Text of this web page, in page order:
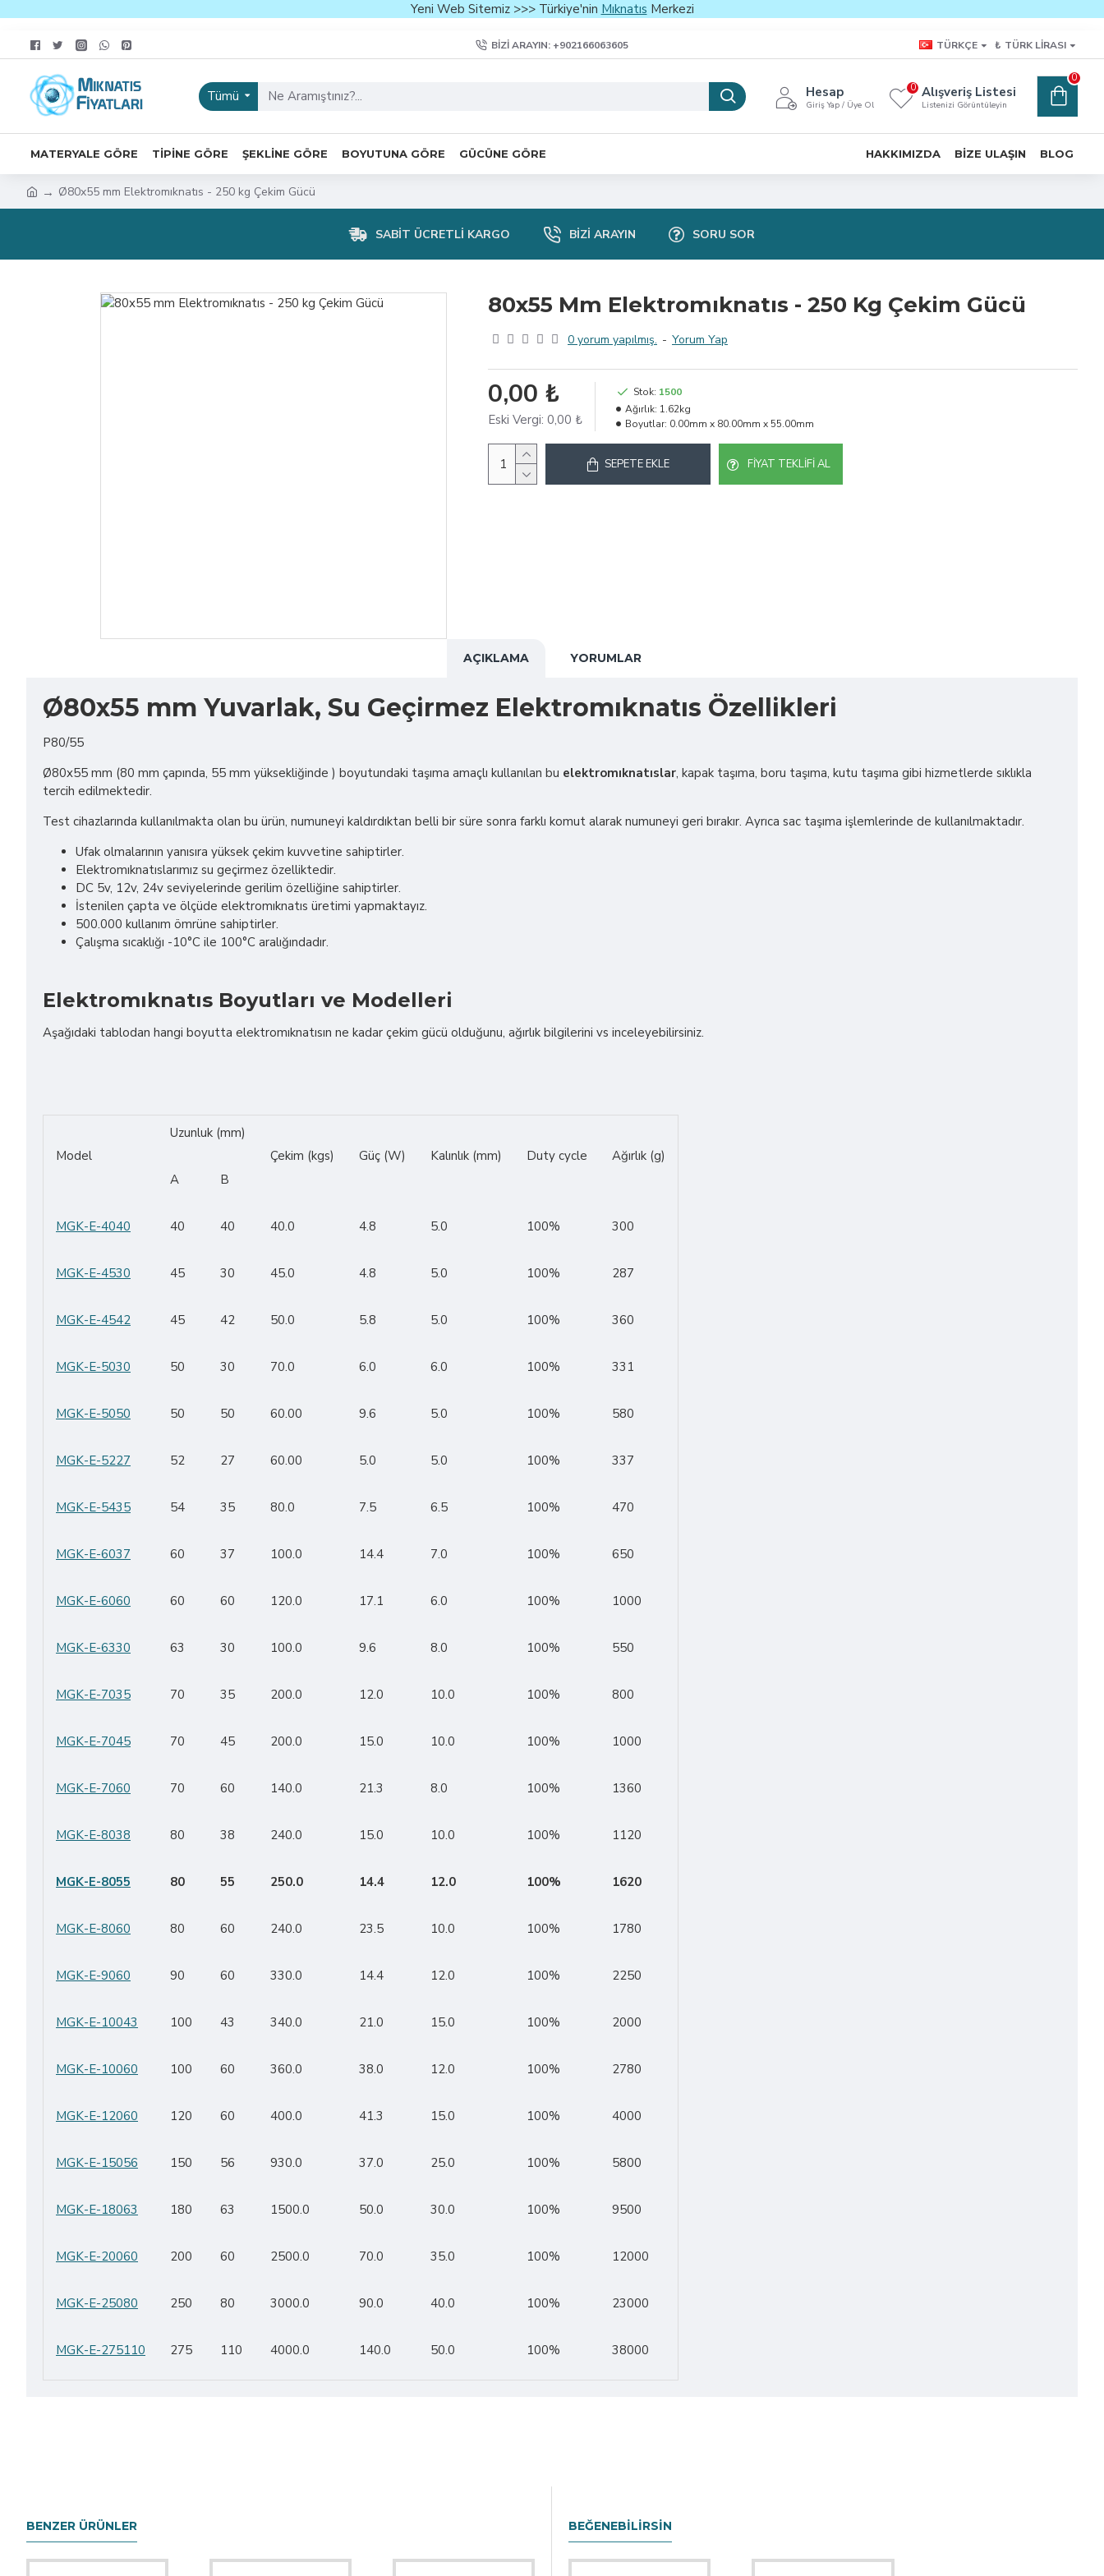
Yeni Web Sitemiz >>> Türkiye'nin Mıknatıs Merkezi
BIZI ARAYIN: +902166063605 TÜRKÇE ₺ TÜRK LIRASI
Tümü Hesap
Giriş Yap / Üye Ol
Alışveriş Listesi
Listenizi Görüntüleyin
0
0
MATERYALE GÖRE TIPINE GÖRE ŞEKLINE GÖRE BOYUTUNA GÖRE GÜCÜNE GÖRE HAKKIMIZDA BIZE ULAŞIN BLOG
Ø80x55 mm Elektromıknatıs - 250 kg Çekim Gücü
SABIT ÜCRETLI KARGO BIZI ARAYIN SORU SOR
80x55 Mm Elektromıknatıs - 250 Kg Çekim Gücü
0 yorum yapılmış. - Yorum Yap
0,00 ₺
Eski Vergi: 0,00 ₺
Stok: 1500
Ağırlık: 1.62kg
Boyutlar: 0.00mm x 80.00mm x 55.00mm
SEPETE EKLE FIYAT TEKLIFI AL
AÇIKLAMA YORUMLAR
Ø80x55 mm Yuvarlak, Su Geçirmez Elektromıknatıs Özellikleri
P80/55
Ø80x55 mm (80 mm çapında, 55 mm yüksekliğinde ) boyutundaki taşıma amaçlı kullanılan bu elektromıknatıslar, kapak taşıma, boru taşıma, kutu taşıma gibi hizmetlerde sıklıkla
tercih edilmektedir.
Test cihazlarında kullanılmakta olan bu ürün, numuneyi kaldırdıktan belli bir süre sonra farklı komut alarak numuneyi geri bırakır. Ayrıca sac taşıma işlemlerinde de kullanılmaktadır.
Ufak olmalarının yanısıra yüksek çekim kuvvetine sahiptirler.
Elektromıknatıslarımız su geçirmez özelliktedir.
DC 5v, 12v, 24v seviyelerinde gerilim özelliğine sahiptirler.
İstenilen çapta ve ölçüde elektromıknatıs üretimi yapmaktayız.
500.000 kullanım ömrüne sahiptirler.
Çalışma sıcaklığı -10°C ile 100°C aralığındadır.
Elektromıknatıs Boyutları ve Modelleri
Aşağıdaki tablodan hangi boyutta elektromıknatısın ne kadar çekim gücü olduğunu, ağırlık bilgilerini vs inceleyebilirsiniz.
Model
Uzunluk (mm)
Çekim (kgs)
Güç (W) Kalınlık (mm) Duty cycle
Ağırlık (g)
A
B
MGK-E-4040 40 40 40.0 4.8 5.0 100% 300
MGK-E-4530 45 30 45.0 4.8 5.0 100% 287
MGK-E-4542 45 42 50.0 5.8 5.0 100% 360
MGK-E-5030 50 30 70.0 6.0 6.0 100% 331
MGK-E-5050 50 50 60.00 9.6 5.0 100% 580
MGK-E-5227 52 27 60.00 5.0 5.0 100% 337
MGK-E-5435 54 35 80.0 7.5 6.5 100% 470
MGK-E-6037 60 37 100.0 14.4 7.0 100% 650
MGK-E-6060 60 60 120.0 17.1 6.0 100% 1000
MGK-E-6330 63 30 100.0 9.6 8.0 100% 550
MGK-E-7035 70 35 200.0 12.0 10.0 100% 800
MGK-E-7045 70 45 200.0 15.0 10.0 100% 1000
MGK-E-7060 70 60 140.0 21.3 8.0 100% 1360
MGK-E-8038 80 38 240.0 15.0 10.0 100% 1120
MGK-E-8055 80 55 250.0 14.4 12.0 100% 1620
MGK-E-8060 80 60 240.0 23.5 10.0 100% 1780
MGK-E-9060 90 60 330.0 14.4 12.0 100% 2250
MGK-E-10043 100 43 340.0 21.0 15.0 100% 2000
MGK-E-10060 100 60 360.0 38.0 12.0 100% 2780
MGK-E-12060 120 60 400.0 41.3 15.0 100% 4000
MGK-E-15056 150 56 930.0 37.0 25.0 100% 5800
MGK-E-18063 180 63 1500.0 50.0 30.0 100% 9500
MGK-E-20060 200 60 2500.0 70.0 35.0 100% 12000
MGK-E-25080 250 80 3000.0 90.0 40.0 100% 23000
MGK-E-275110 275 110 4000.0 140.0 50.0 100% 38000
BENZER ÜRÜNLER BEĞENEBILIRSIN